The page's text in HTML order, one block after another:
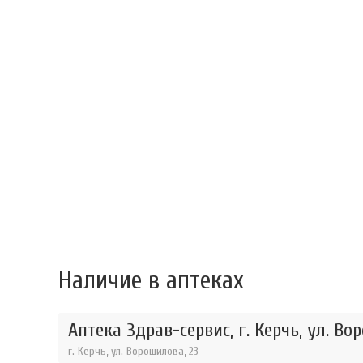
Наличие в аптеках
Аптека Здрав-сервис, г. Керчь, ул.
г. Керчь, ул. Ворошилова, 23